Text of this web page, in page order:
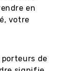
en
votre
de